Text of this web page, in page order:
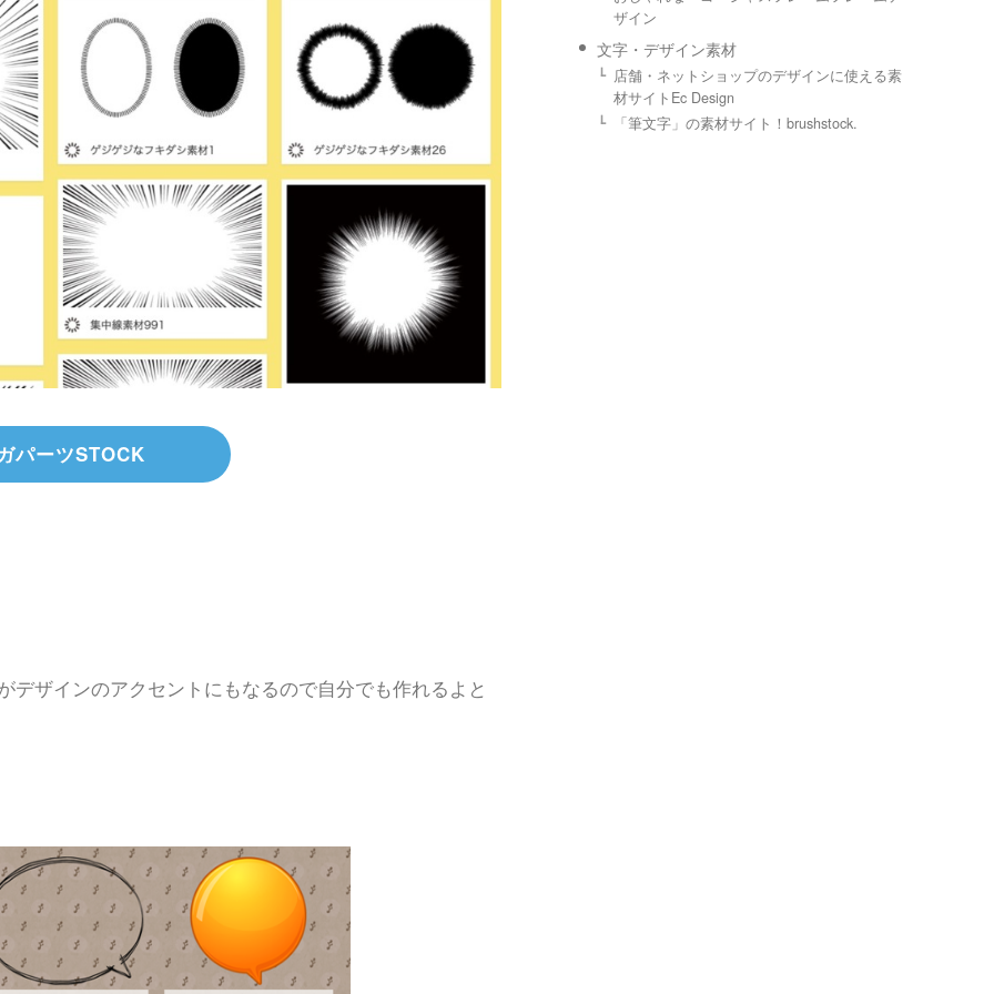
パーツSTOCK
ザインのアクセントにもなるので自分でも作れるよと
ザイン
文字・デザイン素材
店舗・ネットショップのデザインに使える素
材サイトEc Design
「筆文字」の素材サイト！brushstock.